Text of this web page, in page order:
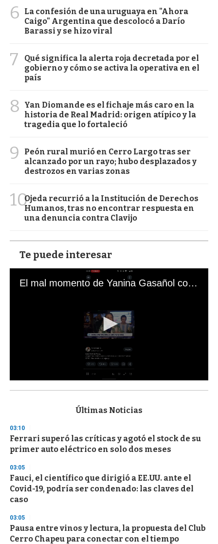
6
La confesión de una uruguaya en "Ahora
Caigo" Argentina que descolocó a Darío
Barassi y se hizo viral
7
Qué significa la alerta roja decretada por el
gobierno y cómo se activa la operativa en el
país
8
Yan Diomande es el fichaje más caro en la
historia de Real Madrid: origen atípico y la
tragedia que lo fortaleció
9
Peón rural murió en Cerro Largo tras ser
alcanzado por un rayo; hubo desplazados y
destrozos en varias zonas
10Ojeda recurrió a la Institución de Derechos
Humanos, tras no encontrar respuesta en
una denuncia contra Clavijo
Te puede interesar
El mal momento de Yanina Gasañol con un hincha argentino en "Subrayado"
s
d
s
o
f
3
s
e
c
o
d
s
Últimas Noticias
03:10
Ferrari superó las críticas y agotó el stock de su
primer auto eléctrico en solo dos meses
03:05
Fauci, el científico que dirigió a EE.UU. ante el
Covid-19, podría ser condenado: las claves del
caso
03:05
Pausa entre vinos y lectura, la propuesta del Club
Cerro Chapeu para conectar con el tiempo